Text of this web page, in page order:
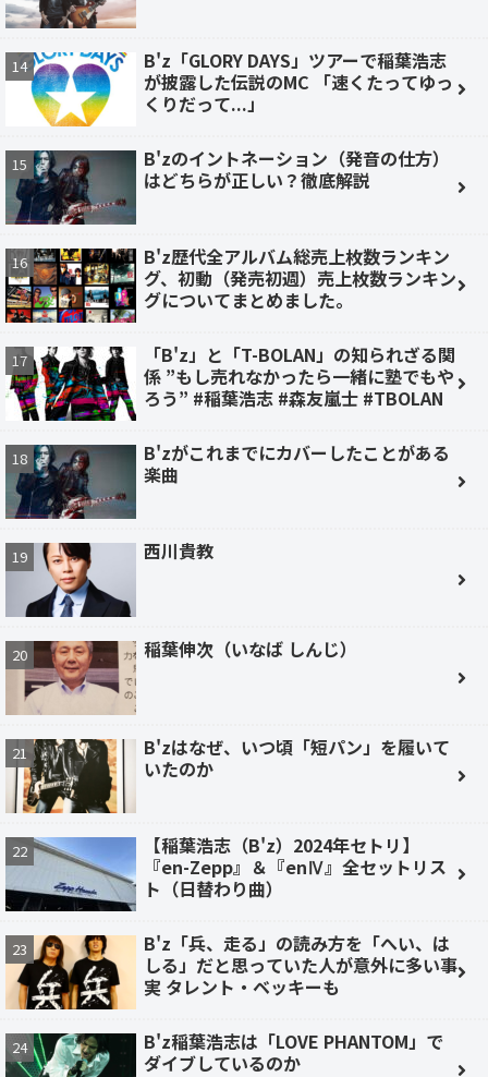
B'z「GLORY DAYS」ツアーで稲葉浩志
が披露した伝説のMC 「速くたってゆっ
くりだって...」
B'zのイントネーション（発音の仕方）
はどちらが正しい？徹底解説
B'z歴代全アルバム総売上枚数ランキン
グ、初動（発売初週）売上枚数ランキン
グについてまとめました。
「B'z」と「T-BOLAN」の知られざる関
係 ”もし売れなかったら一緒に塾でもや
ろう” #稲葉浩志 #森友嵐士 #TBOLAN
B'zがこれまでにカバーしたことがある
楽曲
西川貴教
稲葉伸次（いなば しんじ）
B'zはなぜ、いつ頃「短パン」を履いて
いたのか
【稲葉浩志（B'z）2024年セトリ】
『en-Zepp』＆『enⅣ』全セットリス
ト（日替わり曲）
B'z「兵、走る」の読み方を「へい、は
しる」だと思っていた人が意外に多い事
実 タレント・ベッキーも
B'z稲葉浩志は「LOVE PHANTOM」で
ダイブしているのか